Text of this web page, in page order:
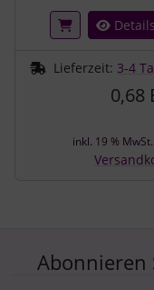
Details
Lieferzeit: 3-4
0,68
inkl. 19 % MwSt.
Abonnieren